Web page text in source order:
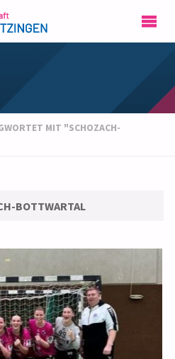
MIT "SCHOZACH-
BOTTWARTAL